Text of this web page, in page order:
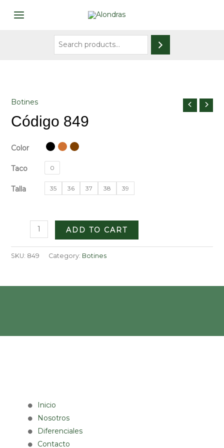
Search
Botines
Código 849
Color
Taco 0
Talla 35 36 37 38 39
quantity
ADD TO CART
SKU: 849 Category: Botines
Inicio
Nosotros
Diferenciales
Contacto